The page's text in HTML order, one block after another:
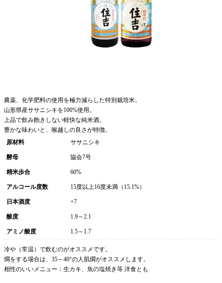
農薬、化学肥料の使用を極力減らした特別栽培米。
山形県産ササニシキを100%使用。
上品で飲み飽きしない軽快な純米酒。
豊かな味わいと、喉越しの良さが特徴。
原材料
ササニシキ
酵母 協会7号
精米歩合 60%
アルコール度数 15度以上16度未満（15.1%）
日本酒度 +7
酸度 1.9～2.1
アミノ酸度 1.5～1.7
冷や（常温）で飲むのがオススメです。
燗をする場合は、35～40°の人肌燗がオススメします。
相性のいいメニュー：生カキ、魚の塩焼き等 洋食とも